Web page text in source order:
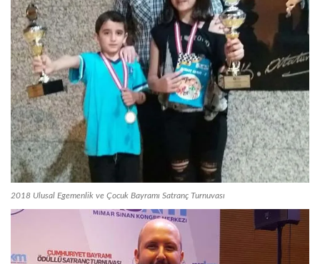
2018 Ulusal Egemenlik ve Çocuk Bayramı Satranç Turnuvası